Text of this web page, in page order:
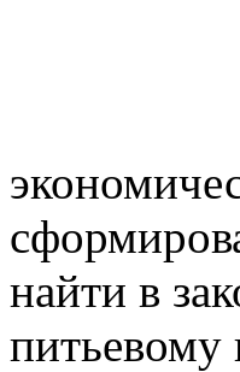
найти в